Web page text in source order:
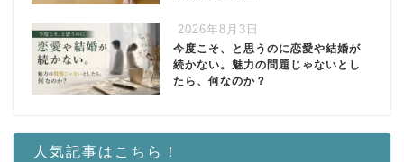
2026年8月3日
今度こそ、と思うのに恋愛や結婚が
続かない。魅力の問題じゃないとし
たら、何なのか？
人気記事はこちら！